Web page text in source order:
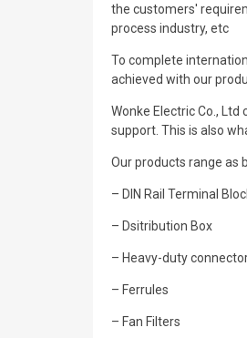
the customers′
process industry, etc
To complete
achieved with our
Wonke Electric Co.,
support. This is also
Our products range as
– DIN Rail Terminal
– Dsitribution Box
– Heavy-duty
– Ferrules
– Fan Filters